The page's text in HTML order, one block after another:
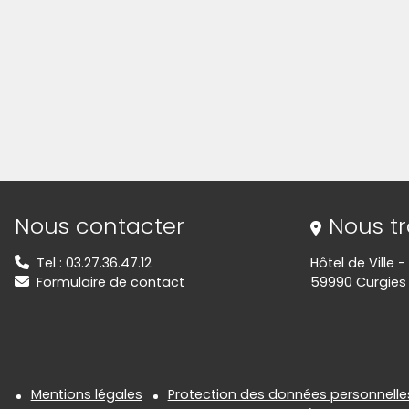
Informations de contact
Nous contacter
Tel : 03.27.36.47.12
Formulaire de contact
Nous
Hôtel de Ville -
59990 Curgies
Mentions légales
Protection des données